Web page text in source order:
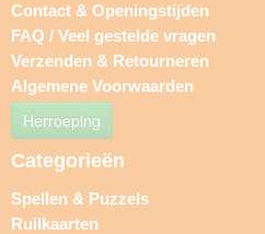
Contact & Openingstijden
FAQ / Veel gestelde vragen
Verzenden & Retourneren
Algemene Voorwaarden
Herroeping
Categorieën
Spellen & Puzzels
Ruilkaarten